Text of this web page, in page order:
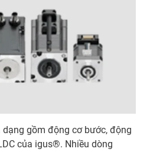
gồm động cơ bước, động
của igus®. Nhiều dòng